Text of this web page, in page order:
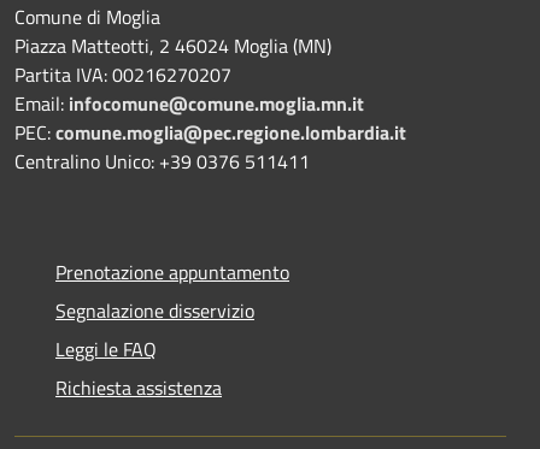
Comune di Moglia
Piazza Matteotti, 2 46024 Moglia (MN)
Partita IVA: 00216270207
Email: infocomune@comune.moglia.mn.it
PEC:comune.moglia@pec.regione.lombardia.it
Centralino Unico: +39 0376 511411
Prenotazione appuntamento
Segnalazione disservizio
Leggi le FAQ
Richiesta assistenza